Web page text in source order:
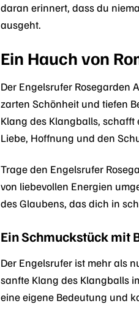
daran erinnert, dass du
ausgeht.
Ein Hauch von
Der Engelsrufer Rosegarden
zarten Schönheit und tiefen
Klang des Klangballs,
Liebe, Hoffnung und den
Trage den Engelsrufer
von liebevollen Energien
des Glaubens, das dich in
Ein Schmuckstück mit
Der Engelsrufer ist mehr als
sanfte Klang des Klangballs
eine eigene Bedeutung und